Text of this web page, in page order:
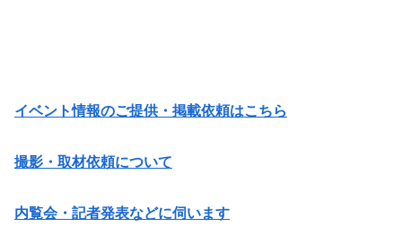
イベント情報のご提供・掲載依頼はこちら
撮影・取材依頼について
内覧会・記者発表などに伺います